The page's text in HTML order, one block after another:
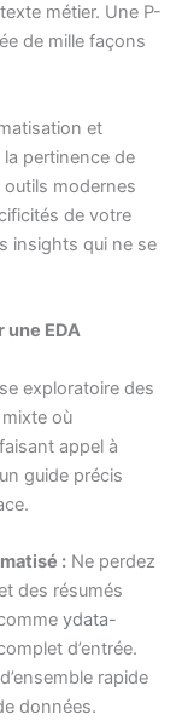
métier. Une P-
de mille façons
et
la pertinence de
modernes
de votre
insights qui ne se
une EDA
exploratoire des
où
appel à
guide précis
:Ne perdez
des résumés
ydata-
d’entrée.
rapide
données.